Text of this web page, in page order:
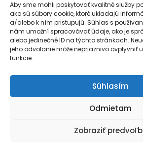
Aby sme mohli poskytovať kvalitné služby
ako sú súbory cookie, ktoré ukladajú
a/alebo k ním pristupujú. Súhlas s
nám umožní spracovávať údaje, ako je
alebo jedinečné ID na týchto stránkach.
jeho odvolanie môže nepriaznivo ovplyvniť
funkcie.
Súhlasím
Odmietam
Zobraziť
Prevádzkovateľ stránky
Obchodné podmienky
Reklamácie a záruka akosti
Ochrana osobných údajov